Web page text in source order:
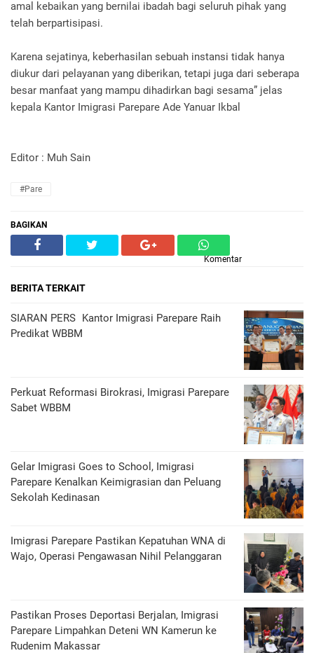
amal kebaikan yang bernilai ibadah bagi seluruh pihak yang
telah berpartisipasi.
Karena sejatinya, keberhasilan sebuah instansi tidak hanya
diukur dari pelayanan yang diberikan, tetapi juga dari seberapa
besar manfaat yang mampu dihadirkan bagi sesama” jelas
kepala Kantor Imigrasi Parepare Ade Yanuar Ikbal
Editor : Muh Sain
#Pare
BAGIKAN
Komentar
BERITA TERKAIT
SIARAN PERS Kantor Imigrasi Parepare Raih
Predikat WBBM
Perkuat Reformasi Birokrasi, Imigrasi Parepare
Sabet WBBM
Gelar Imigrasi Goes to School, Imigrasi
Parepare Kenalkan Keimigrasian dan Peluang
Sekolah Kedinasan
Imigrasi Parepare Pastikan Kepatuhan WNA di
Wajo, Operasi Pengawasan Nihil Pelanggaran
Pastikan Proses Deportasi Berjalan, Imigrasi
Parepare Limpahkan Deteni WN Kamerun ke
Rudenim Makassar